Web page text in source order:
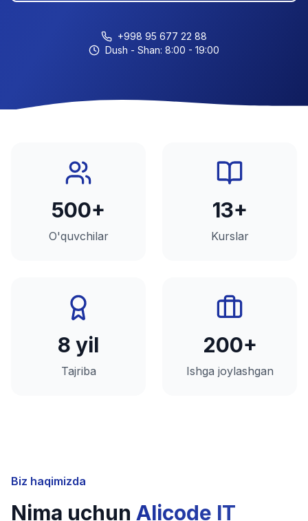
+998 95 677 22 88
Dush - Shan: 8:00 - 19:00
500+
O'quvchilar
13+
Kurslar
8 yil
Tajriba
200+
Ishga joylashgan
Biz haqimizda
Nima uchun Alicode IT